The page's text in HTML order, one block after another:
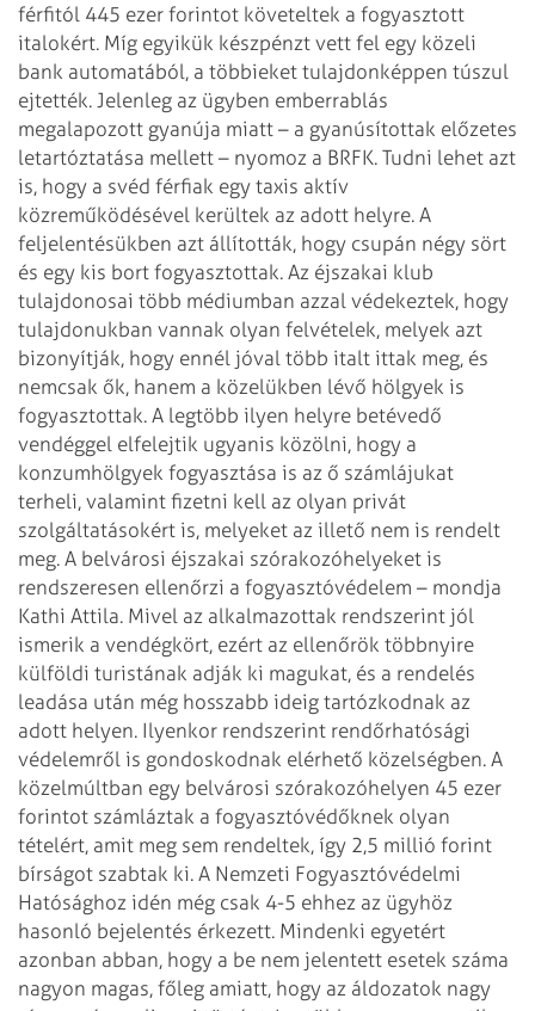
férfitól 445 ezer forintot követeltek a fogyasztott
italokért. Míg egyikük készpénzt vett fel egy közeli
bank automatából, a többieket tulajdonképpen túszul
ejtették. Jelenleg az ügyben emberrablás
megalapozott gyanúja miatt – a gyanúsítottak előzetes
letartóztatása mellett – nyomoz a BRFK. Tudni lehet azt
is, hogy a svéd férfiak egy taxis aktív
közreműködésével kerültek az adott helyre. A
feljelentésükben azt állították, hogy csupán négy sört
és egy kis bort fogyasztottak. Az éjszakai klub
tulajdonosai több médiumban azzal védekeztek, hogy
tulajdonukban vannak olyan felvételek, melyek azt
bizonyítják, hogy ennél jóval több italt ittak meg, és
nemcsak ők, hanem a közelükben lévő hölgyek is
fogyasztottak. A legtöbb ilyen helyre betévedő
vendéggel elfelejtik ugyanis közölni, hogy a
konzumhölgyek fogyasztása is az ő számlájukat
terheli, valamint fizetni kell az olyan privát
szolgáltatásokért is, melyeket az illető nem is rendelt
meg. A belvárosi éjszakai szórakozóhelyeket is
rendszeresen ellenőrzi a fogyasztóvédelem – mondja
Kathi Attila. Mivel az alkalmazottak rendszerint jól
ismerik a vendégkört, ezért az ellenőrök többnyire
külföldi turistának adják ki magukat, és a rendelés
leadása után még hosszabb ideig tartózkodnak az
adott helyen. Ilyenkor rendszerint rendőrhatósági
védelemről is gondoskodnak elérhető közelségben. A
közelmúltban egy belvárosi szórakozóhelyen 45 ezer
forintot számláztak a fogyasztóvédőknek olyan
tételért, amit meg sem rendeltek, így 2,5 millió forint
bírságot szabtak ki. A Nemzeti Fogyasztóvédelmi
Hatósághoz idén még csak 4-5 ehhez az ügyhöz
hasonló bejelentés érkezett. Mindenki egyetért
azonban abban, hogy a be nem jelentett esetek száma
nagyon magas, főleg amiatt, hogy az áldozatok nagy